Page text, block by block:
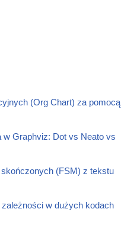
(Org Chart) za pomocą
w Graphviz: Dot vs Neato vs
(FSM) z tekstu
w dużych kodach